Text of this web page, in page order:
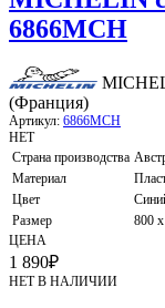
6866MCH
(Франция)
Артикул: 6866MCH
НЕТ
Страна производства
Материал
Цвет
Размер
800
ЦЕНА
1 890₽
НЕТ В НАЛИЧИИ